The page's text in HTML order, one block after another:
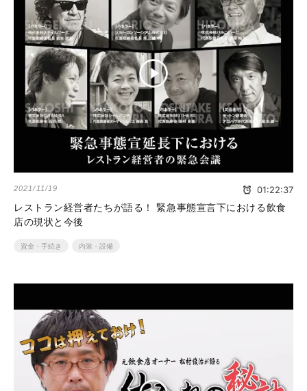
2021/11/19 01:22:37
レストラン経営者たちが語る！ 緊急事態宣言下における飲食
店の現状と今後
資金・手続き 内装・設備